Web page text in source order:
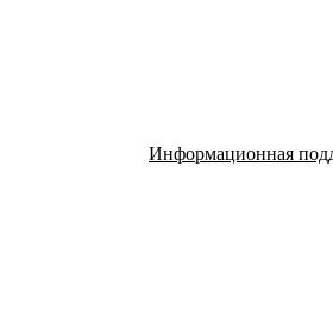
Информационная